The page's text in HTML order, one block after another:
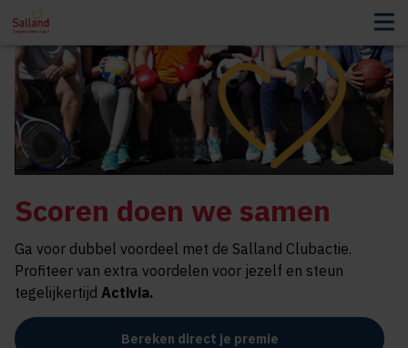
Scoren doen we samen
Ga voor dubbel voordeel met de Salland Clubactie.
Profiteer van extra voordelen voor jezelf en steun
tegelijkertijd Activia.
Bereken direct je premie